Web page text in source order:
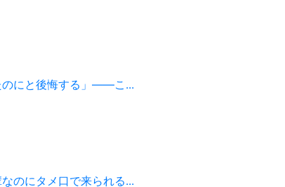
のにと後悔する」——こ...
のにタメ口で来られる...